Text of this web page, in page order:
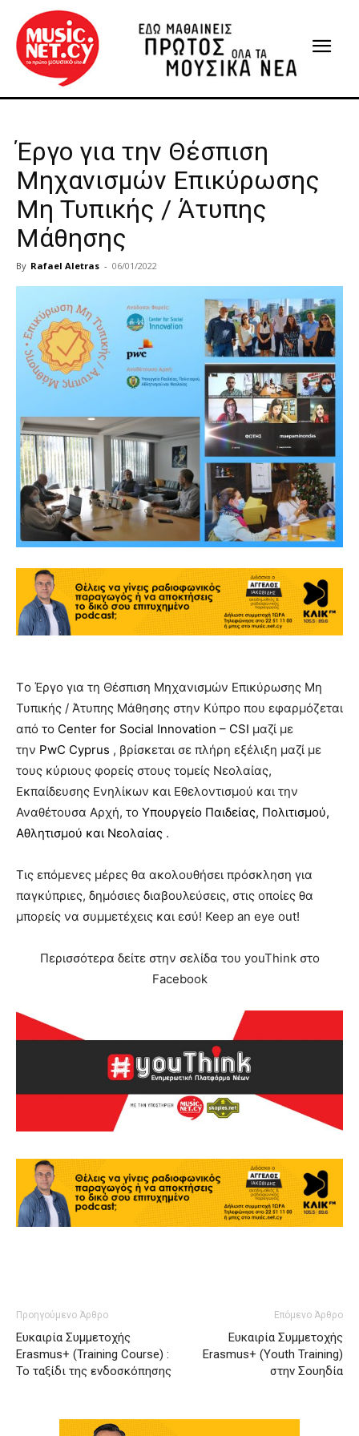
Έργο για την Θέσπιση
Μηχανισμών Επικύρωσης
Μη Τυπικής / Άτυπης
Μάθησης
By Rafael Aletras - 06/01/2022
Tο Έργο για τη Θέσπιση Μηχανισμών Επικύρωσης Μη
Τυπικής / Άτυπης Μάθησης στην Κύπρο που εφαρμόζεται
από το Center for Social Innovation – CSI μαζί με
την PwC Cyprus , βρίσκεται σε πλήρη εξέλιξη μαζί με
τους κύριους φορείς στους τομείς Νεολαίας,
Εκπαίδευσης Ενηλίκων και Εθελοντισμού και την
Αναθέτουσα Αρχή, το Υπουργείο Παιδείας, Πολιτισμού,
Αθλητισμού και Νεολαίας .
Τις επόμενες μέρες θα ακολουθήσει πρόσκληση για
παγκύπριες, δημόσιες διαβουλεύσεις, στις οποίες θα
μπορείς να συμμετέχεις και εσύ! Keep an eye out!
Περισσότερα δείτε στην σελίδα του youThink στο
Facebook
Προηγούμενο Άρθρο
Ευκαιρία Συμμετοχής
Erasmus+ (Training Course) :
Το ταξίδι της ενδοσκόπησης
Επόμενο Άρθρο
Ευκαιρία Συμμετοχής
Erasmus+ (Youth Training)
στην Σουηδία